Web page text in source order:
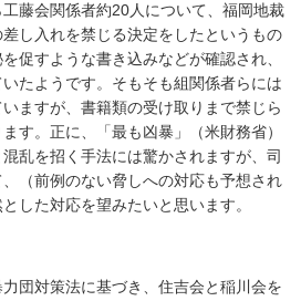
藤会関係者約20人について、福岡地裁
し入れを禁じる決定をしたというもの
促すような書き込みなどが確認され、
たようです。そもそも組関係者らには
ますが、書籍類の受け取りまで禁じら
す。正に、「最も凶暴」（米財務省）
乱を招く手法には驚かされますが、司
（前例のない脅しへの対応も予想され
した対応を望みたいと思います。
団対策法に基づき、住吉会と稲川会を